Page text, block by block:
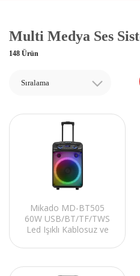
Multi Medya Ses
148 Ürün
Sıralama
Mikado MD-BT505
60W USB/BT/TF/TWS
Led Işıklı Kablosuz ve
Toplantı-Parti